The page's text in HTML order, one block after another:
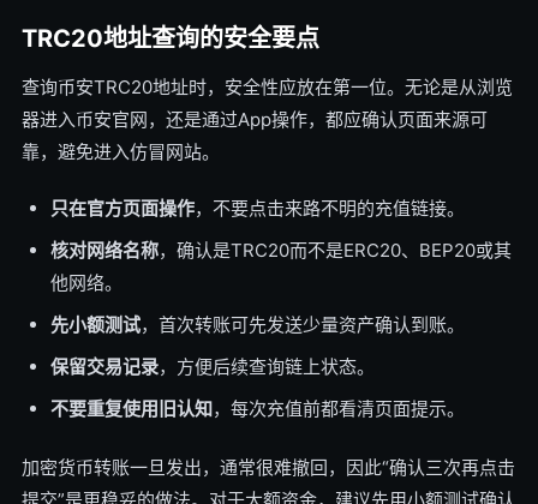
TRC20地址查询的安全要点
查询币安TRC20地址时，安全性应放在第一位。无论是从浏览
器进入币安官网，还是通过App操作，都应确认页面来源可
靠，避免进入仿冒网站。
只在官方页面操作，不要点击来路不明的充值链接。
核对网络名称，确认是TRC20而不是ERC20、BEP20或其
他网络。
先小额测试，首次转账可先发送少量资产确认到账。
保留交易记录，方便后续查询链上状态。
不要重复使用旧认知，每次充值前都看清页面提示。
加密货币转账一旦发出，通常很难撤回，因此“确认三次再点击